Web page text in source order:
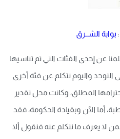
بوابة الشــرق
عن إحدى الفئات التي تم تناسيها
واليوم نتكلم عن فئة أخرى
المطلق، وكانت محل تقدير
أما الآن وبقيادة الحكومة، فقد
لا يعرف ما نتكلم عنه فنقول ألا